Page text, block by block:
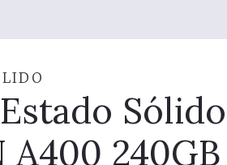
A400 240GB